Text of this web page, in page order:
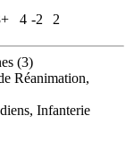
4 -2 2
(3)
Réanimation,
Infanterie